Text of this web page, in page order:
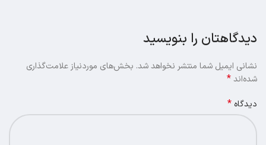
دیدگاهتان را بنویسید
نشانی ایمیل شما منتشر نخواهد شد. بخش‌های موردنیاز علامت‌گذاری
شده‌اند*
دیدگاه *